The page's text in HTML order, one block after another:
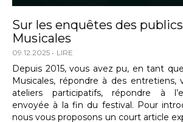
Sur les enquêtes des
Musicales
09.12.2025 LIRE
Depuis 2015, vous avez pu, en tant
Musicales, répondre à des entretiens,
ateliers participatifs, répondre à
envoyée à la fin du festival. Pour
nous vous proposons un court article